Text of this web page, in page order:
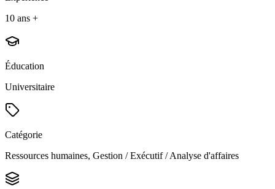
10 ans +
Éducation
Universitaire
Catégorie
Ressources humaines, Gestion / Exécutif / Analyse d'affaires